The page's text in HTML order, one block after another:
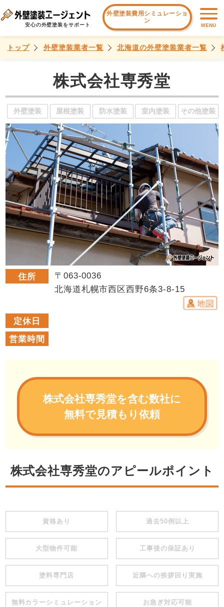
安心の外壁塗装をサポート
外壁塗装費用シミュレーショ
ン
MENU
トップ 外壁塗装業者一覧 北海道の外壁塗装業者一覧
株式会社専秀堂
外壁塗装 屋根塗装 防水塗装 室内塗装 その他塗装
住所
〒063-0036
北海道札幌市西区西野6条3-8-15
定休日
営業時間
株式会社専秀堂を含む数社に
無料で見積もり依頼
株式会社専秀堂のアピールポイント
資格あり 過去50例以上
大型物件可能 工事後の保証あり
塗料専門店 近隣への挨拶回り実施
無料カラーシミュレーション お急ぎ対応可能